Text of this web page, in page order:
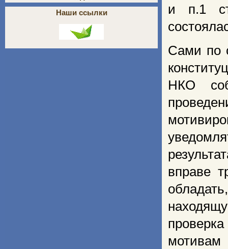
и п.1
Сами по
НКО
вправе
мотивам
Наши ссылки